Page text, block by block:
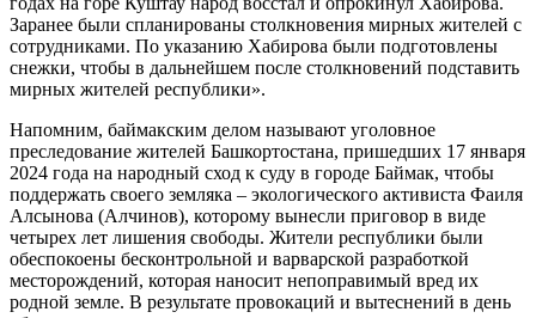
Заранее были спланированы столкновения мирных жителей с
сотрудниками. По указанию Хабирова были подготовлены
снежки, чтобы в дальнейшем после столкновений подставить
мирных жителей республики».
Напомним, баймакским делом называют уголовное
преследование жителей Башкортостана, пришедших 17 января
2024 года на народный сход к суду в городе Баймак, чтобы
поддержать своего земляка – экологического активиста Фаиля
Алсынова (Алчинов), которому вынесли приговор в виде
четырех лет лишения свободы. Жители республики были
обеспокоены бесконтрольной и варварской разработкой
месторождений, которая наносит непоправимый вред их
родной земле. В результате провокаций и вытеснений в день